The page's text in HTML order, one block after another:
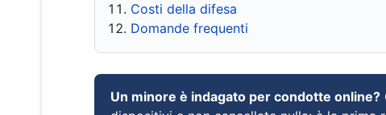
Costi della difesa
Domande frequenti
Un minore è indagato per condotte online?